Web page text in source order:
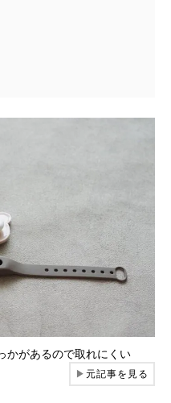
かがあるので取れにくい
▶元記事を見る